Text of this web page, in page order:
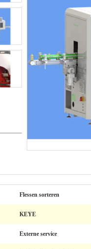
Flessen sorteren
KEYE
Externe service